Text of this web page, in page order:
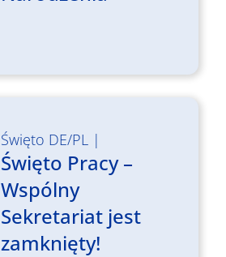
Święto DE/PL |
Święto Pracy –
Wspólny
Sekretariat jest
zamknięty!